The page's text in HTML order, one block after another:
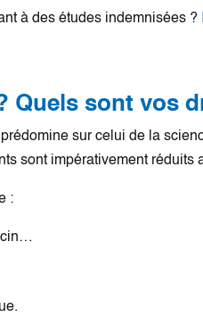
à des études indemnisées ?
Quels sont vos
sur celui de la
sont impérativement réduits
: